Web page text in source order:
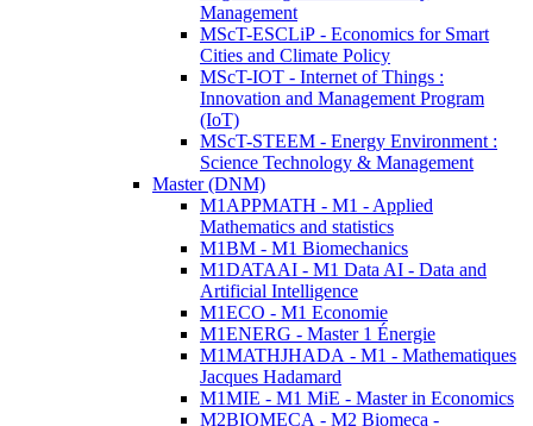
Management
MScT-ESCLiP - Economics for Smart
Cities and Climate Policy
MScT-IOT - Internet of Things :
Innovation and Management Program
(IoT)
MScT-STEEM - Energy Environment :
Science Technology & Management
Master (DNM)
M1APPMATH - M1 - Applied
Mathematics and statistics
M1BM - M1 Biomechanics
M1DATAAI - M1 Data AI - Data and
Artificial Intelligence
M1ECO - M1 Economie
M1ENERG - Master 1 Énergie
M1MATHJHADA - M1 - Mathematiques
Jacques Hadamard
M1MIE - M1 MiE - Master in Economics
M2BIOMECA - M2 Biomeca -